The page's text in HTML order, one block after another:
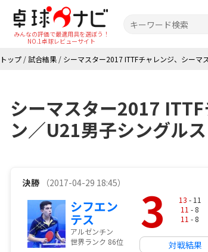
みんなの評価で最適用具を選ぼう！
NO.1卓球レビューサイト
トップ /試合結果 / シーマスター2017 ITTFチャレンジ、シーマ
シーマスター2017
ン／U21男子シングルス
決勝 （2017-04-29 18:45）
シフエン
テス
アルゼンチン
世界ランク 86位
3 13 - 11
11 - 8
11 - 8
対戦結果